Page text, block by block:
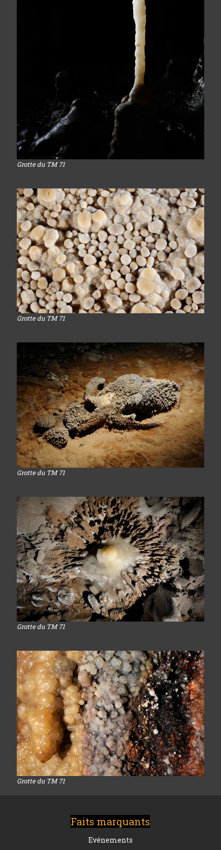
Grotte du TM 71
Grotte du TM 71
Grotte du TM 71
Grotte du TM 71
Grotte du TM 71
Faits marquants
Evénements